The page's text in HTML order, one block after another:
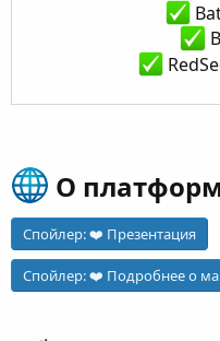
О
Спойлер:❤️ Презентация
Спойлер:❤️ Подробнее о